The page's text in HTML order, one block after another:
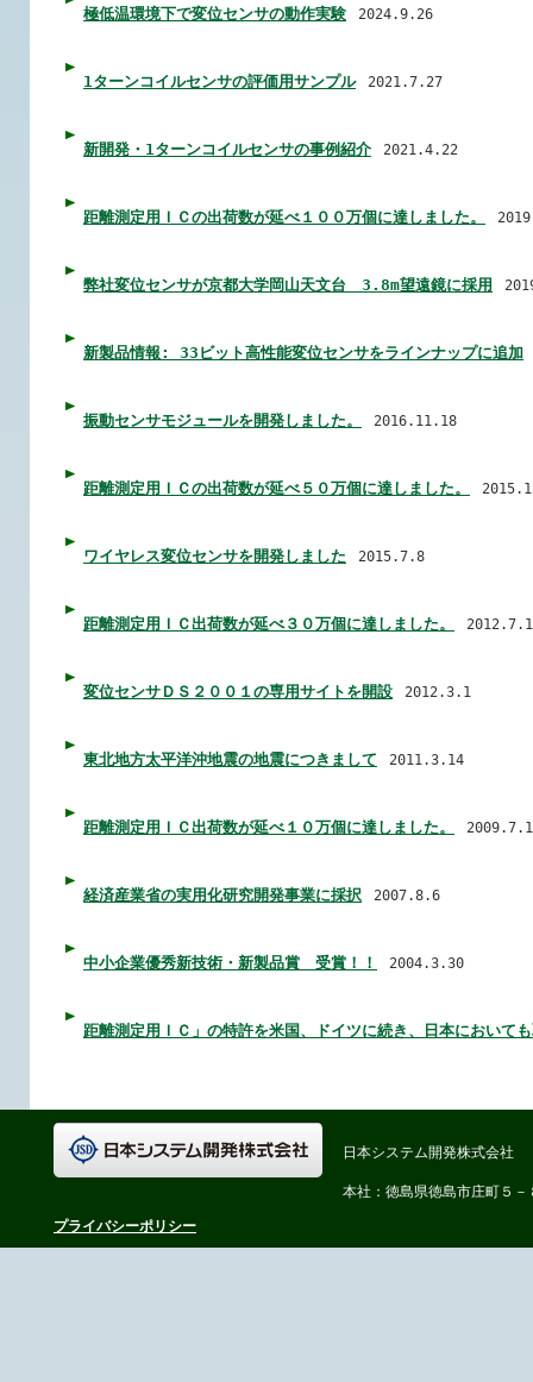
極低温環境下で変位センサの動作実験 2024.9.26
1ターンコイルセンサの評価用サンプル 2021.7.27
新開発・1ターンコイルセンサの事例紹介 2021.4.22
距離測定用ＩＣの出荷数が延べ１００万個に達しました。
弊社変位センサが京都大学岡山天文台 3.8m望遠鏡に採用
新製品情報: 33ビット高性能変位センサをラインナップに追加
振動センサモジュールを開発しました。 2016.11.18
距離測定用ＩＣの出荷数が延べ５０万個に達しました。
ワイヤレス変位センサを開発しました 2015.7.8
距離測定用ＩＣ出荷数が延べ３０万個に達しました。 2012.7.1
変位センサＤＳ２００１の専用サイトを開設 2012.3.1
東北地方太平洋沖地震の地震につきまして 2011.3.14
距離測定用ＩＣ出荷数が延べ１０万個に達しました。 2009.7.1
経済産業省の実用化研究開発事業に採択 2007.8.6
中小企業優秀新技術・新製品賞 受賞！！ 2004.3.30
距離測定用ＩＣ」の特許を米国、ドイツに続き、日本において
日本システム開発株式会社
本社：徳島県徳島市庄町５
プライバシーポリシー